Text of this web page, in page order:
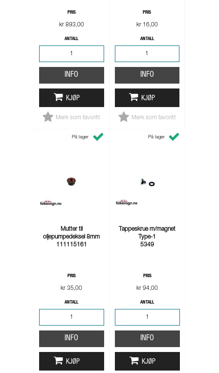
PRIS
kr 893,00
ANTALL
INFO
KJØP
Merk som favoritt
PRIS
kr 16,00
ANTALL
INFO
KJØP
Merk som favoritt
På lager
Mutter til
oljepumpedeksel 8mm
111115161
PRIS
kr 35,00
ANTALL
INFO
KJØP
På lager
Tappeskrue m/magnet
Type-1
5349
PRIS
kr 94,00
ANTALL
INFO
KJØP